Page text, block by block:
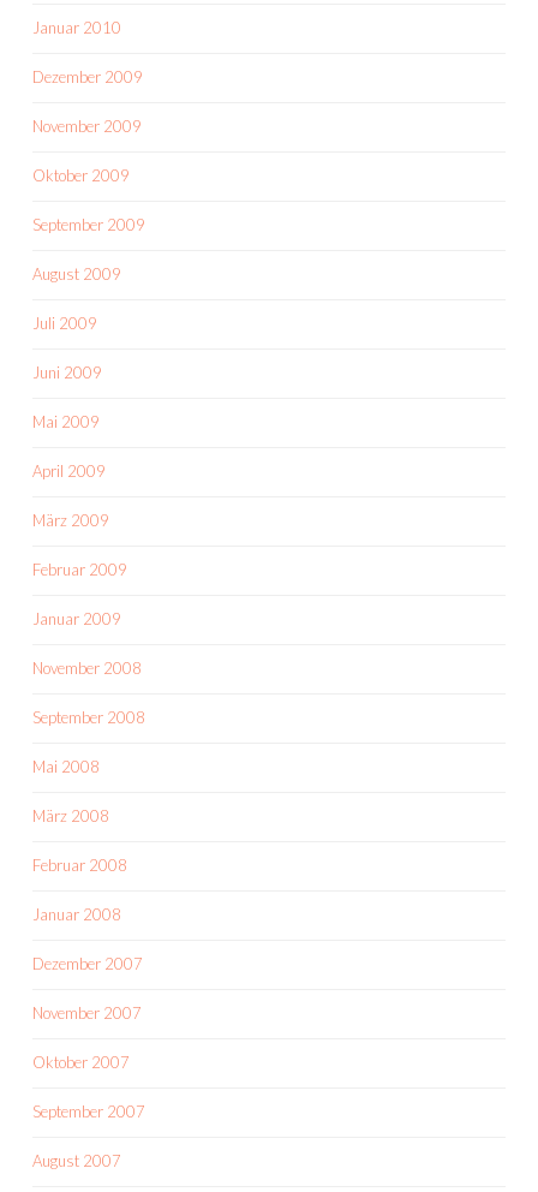
Januar 2010
Dezember 2009
November 2009
Oktober 2009
September 2009
August 2009
Juli 2009
Juni 2009
Mai 2009
April 2009
März 2009
Februar 2009
Januar 2009
November 2008
September 2008
Mai 2008
März 2008
Februar 2008
Januar 2008
Dezember 2007
November 2007
Oktober 2007
September 2007
August 2007